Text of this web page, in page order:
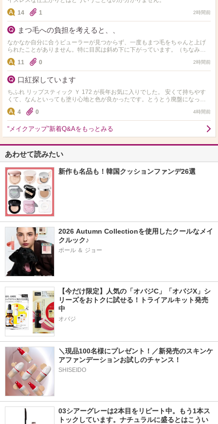
14
1 2時間前
まつ毛への負担を考えると、、
なかなか自分に合うビューラーが見つからず、一度もまつ毛をちゃんと上げ
られたことがありません。特に目尻は斜め下に下がっています。（ちなみに
今まで使用したことのあるビューラーは資生堂・無印良品・アイプ…
11 0 2時間前
口紅探しています
ちふれ リップスティック Ｙ 172 が長年お気に入りでした。 安くて持ちやす
くて、なんといっても塗り心地と色が良かったです。とうとう廃盤になって
4 0 4時間前
“メイクアップ”新着Q&Aをもっとみる
あわせて読みたい
新作も名品も！韓国クッションファンデ26選
2026 Autumn Collectionを使用したクールなメイ
クルック♪
ポール ＆ ジョー
【今だけ限定】人気の「オバジC」「オバジX」シ
リーズをおトクに試せる！トライアルキット発売
中
オバジ
＼現品100名様にプレゼント！／新発売のスキンケ
アファンデーションお試しのチャンス！
SHISEIDO
03シアーグレーは2本目をリピート中。もう1本ス
トックしています。ナチュラルに盛るとはこうい